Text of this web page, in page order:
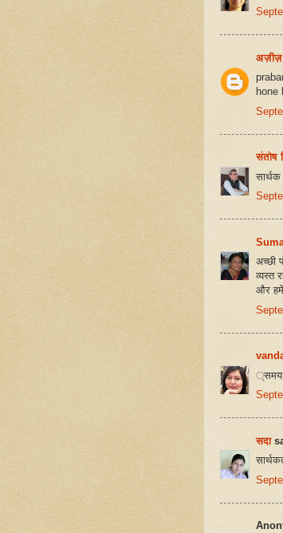
अज़ीज़
hone
संतोष
सार्थक
अच्छी
व्यस्त
और हमें
्समय
सदा